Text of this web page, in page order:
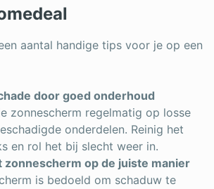
aantal handige tips voor je op een
door goed onderhoud
zonnescherm regelmatig op losse
onderdelen. Reinig het
en rol het bij slecht weer in.
zonnescherm op de juiste manier
is bedoeld om schaduw te